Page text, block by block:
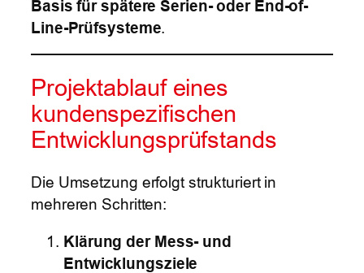
Basis für spätere Serien- oder End-of-
Line-Prüfsysteme.
Projektablauf eines
kundenspezifischen
Entwicklungsprüfstands
Die Umsetzung erfolgt strukturiert in
mehreren Schritten:
Klärung der Mess- und
Entwicklungsziele